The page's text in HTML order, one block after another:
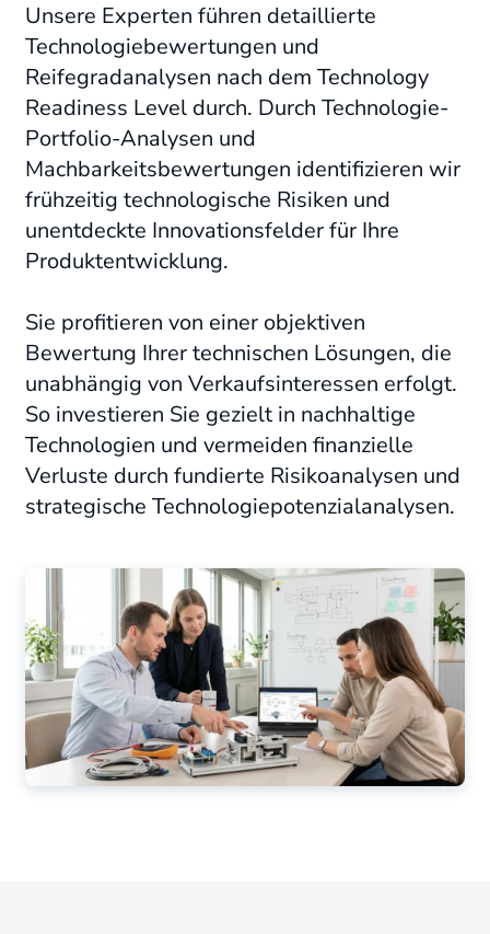
Unsere Experten führen detaillierte
Technologiebewertungen und
Reifegradanalysen nach dem Technology
Readiness Level durch. Durch Technologie-
Portfolio-Analysen und
Machbarkeitsbewertungen identifizieren wir
frühzeitig technologische Risiken und
unentdeckte Innovationsfelder für Ihre
Produktentwicklung.
Sie profitieren von einer objektiven
Bewertung Ihrer technischen Lösungen, die
unabhängig von Verkaufsinteressen erfolgt.
So investieren Sie gezielt in nachhaltige
Technologien und vermeiden finanzielle
Verluste durch fundierte Risikoanalysen und
strategische Technologiepotenzialanalysen.